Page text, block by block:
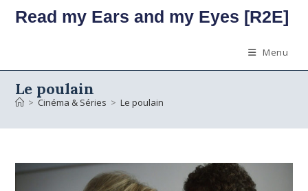
Read my Ears and my Eyes [R2E]
Menu
Le poulain
> Cinéma & Séries > Le poulain